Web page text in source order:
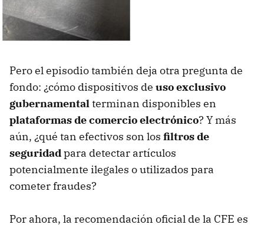
Pero el episodio también deja otra pregunta de
fondo: ¿cómo dispositivos de uso exclusivo
gubernamentalterminan disponibles en
plataformas de comercio electrónico? Y más
aún, ¿qué tan efectivos son los filtros de
seguridadpara detectar artículos
potencialmente ilegales o utilizados para
cometer fraudes?
Por ahora, la recomendación oficial de la CFE es